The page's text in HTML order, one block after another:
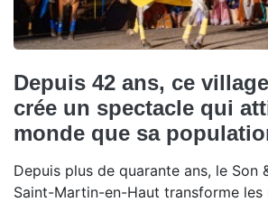
Depuis 42 ans, ce
crée un spectacle qui
monde que sa
Depuis plus de quarante ans, le Son
Saint-Martin-en-Haut transforme les